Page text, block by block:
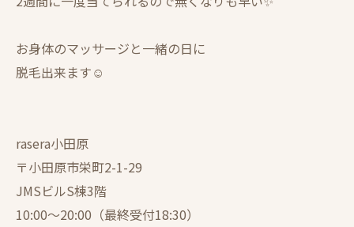
お身体のマッサージと一緒の日に
脱毛出来ます☺️
rasera小田原
〒小田原市栄町2-1-29
JMSビルS棟3階
10:00〜20:00（最終受付18:30）